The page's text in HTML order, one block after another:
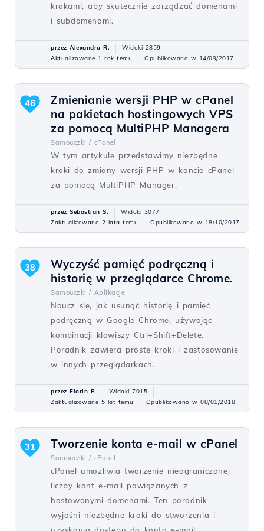
krokami, aby skutecznie zarządzać domenami
i subdomenami.
przez Alexandru R.
Widoki 2859
Aktualizowane 1 rok temu
Opublikowano w 14/09/2017
Zmienianie wersji PHP w cPanel
na pakietach hostingowych VPS
za pomocą MultiPHP Managera
Samouczki / cPanel
W tym artykule przedstawimy niezbędne
kroki do zmiany wersji PHP w koncie cPanel
za pomocą MultiPHP Manager.
46
przez Sebastian S.
Widoki 3077
Zaktualizowano 2 lata temu
Opublikowano w 18/10/2017
Wyczyść pamięć podręczną i
historię w przeglądarce Chrome.
Samouczki / Aplikacje
Naucz się, jak usunąć historię i pamięć
podręczną w Google Chrome, używając
kombinacji klawiszy Ctrl+Shift+Delete.
Poradnik zawiera proste kroki i zastosowanie
w innych przeglądarkach.
38
przez Florin P.
Widoki 7015
Zaktualizowane 5 lat temu
Opublikowano w 08/01/2018
Tworzenie konta e-mail w cPanel
Samouczki / cPanel
cPanel umożliwia tworzenie nieograniczonej
liczby kont e-mail powiązanych z
hostowanymi domenami. Ten poradnik
wyjaśni niezbędne kroki do stworzenia i
31